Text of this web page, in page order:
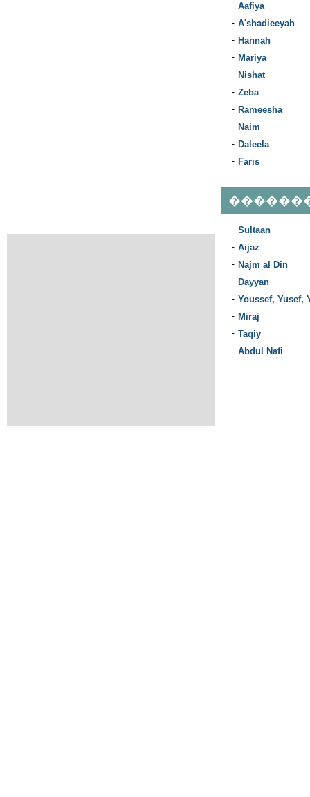
- Aafiya
- A'shadieeyah
- Hannah
- Mariya
- Nishat
- Zeba
- Rameesha
- Naim
- Daleela
- Faris
- Sultaan
- Aijaz
- Najm al Din
- Dayyan
- Youssef, Yusef,
- Miraj
- Taqiy
- Abdul Nafi